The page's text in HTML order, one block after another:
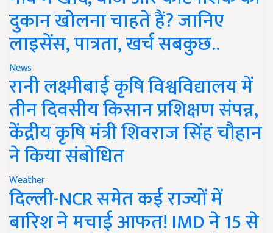
दुकान खोलना चाहते हैं? जानिए
लाइसेंस, पात्रता, खर्च सबकुछ..
News
रानी लक्ष्मीबाई कृषि विश्वविद्यालय में
तीन दिवसीय किसान प्रशिक्षण संपन्न,
केंद्रीय कृषि मंत्री शिवराज सिंह चौहान
ने किया संबोधित
Weather
दिल्ली-NCR समेत कई राज्यों में
बारिश ने मचाई आफत! IMD ने 15 से